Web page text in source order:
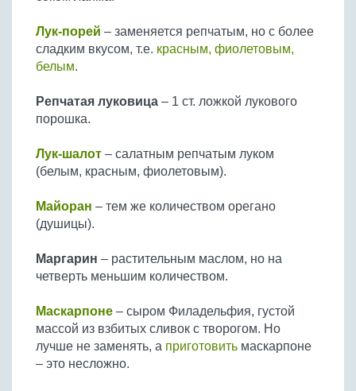
Лук-порей – заменяется репчатым, но с более
сладким вкусом, т.е. красным, фиолетовым,
белым.
Репчатая луковица – 1 ст. ложкой лукового
порошка.
Лук-шалот – салатным репчатым луком
(белым, красным, фиолетовым).
Майоран – тем же количеством орегано
(душицы).
Маргарин – растительным маслом, но на
четверть меньшим количеством.
Маскарпоне – сыром Филадельфия, густой
массой из взбитых сливок с творогом. Но
лучше не заменять, а приготовить маскарпоне
– это несложно.